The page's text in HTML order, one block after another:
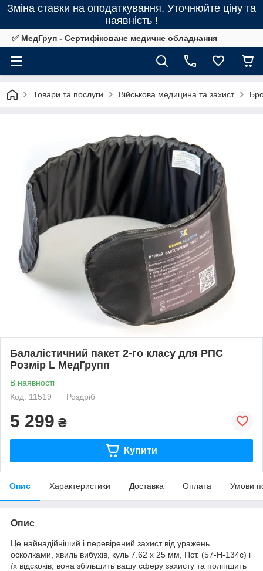
Зміна ставки на оподаткування. Уточнюйте ціну та
наявність !
✅ МедГруп - Сертифіковане медичне обладнання
Товари та послуги Військова медицина та захист
Балалістичний пакет 2-го класу для РПС
Розмір L МедГрупп
В наявності
Код: 11519
Роздріб
5 299 ₴
Купити
Опис Характеристики Доставка Оплата Умови
Опис
Це найнадійніший і перевірений захист від уражень
осколками, хвиль вибухів, куль 7.62 x 25 мм, Пст. (57-Н-134с) і
їх відскоків, вона збільшить вашу сферу захисту та поліпшить